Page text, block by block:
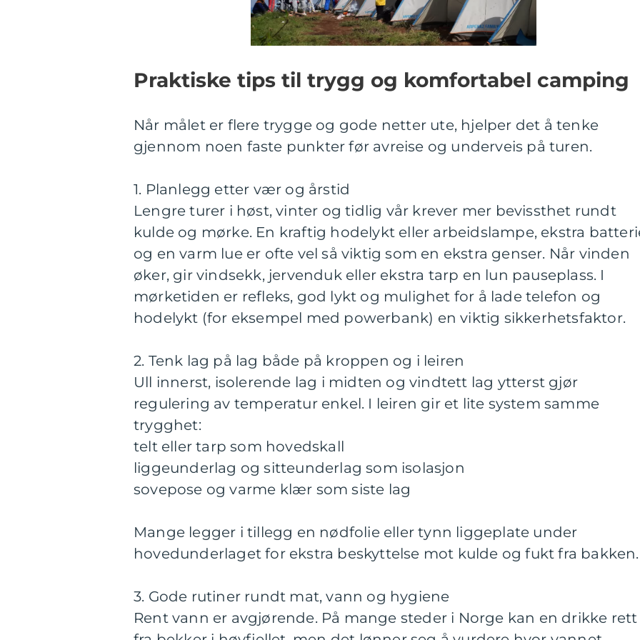
Praktiske tips til trygg og komfortabel camping
Når målet er flere trygge og gode netter ute, hjelper det å tenke
gjennom noen faste punkter før avreise og underveis på turen.
1. Planlegg etter vær og årstid
Lengre turer i høst, vinter og tidlig vår krever mer bevissthet rundt
kulde og mørke. En kraftig hodelykt eller arbeidslampe, ekstra
og en varm lue er ofte vel så viktig som en ekstra genser. Når vinden
øker, gir vindsekk, jervenduk eller ekstra tarp en lun pauseplass. I
mørketiden er refleks, god lykt og mulighet for å lade telefon og
hodelykt (for eksempel med powerbank) en viktig sikkerhetsfaktor.
2. Tenk lag på lag både på kroppen og i leiren
Ull innerst, isolerende lag i midten og vindtett lag ytterst gjør
regulering av temperatur enkel. I leiren gir et lite system samme
trygghet:
telt eller tarp som hovedskall
liggeunderlag og sitteunderlag som isolasjon
sovepose og varme klær som siste lag
Mange legger i tillegg en nødfolie eller tynn liggeplate under
hovedunderlaget for ekstra beskyttelse mot kulde og fukt fra bakken.
3. Gode rutiner rundt mat, vann og hygiene
Rent vann er avgjørende. På mange steder i Norge kan en drikke rett